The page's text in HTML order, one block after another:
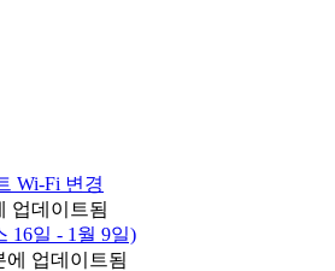
Wi-Fi 변경
업데이트됨
16일 - 1월 9일)
에 업데이트됨